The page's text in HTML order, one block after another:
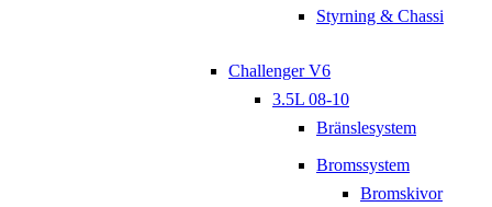
Styrning & Chassi
Challenger V6
3.5L 08-10
Bränslesystem
Bromssystem
Bromskivor